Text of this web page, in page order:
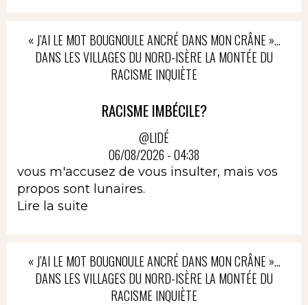
« J’AI LE MOT BOUGNOULE ANCRÉ DANS MON CRÂNE »…
DANS LES VILLAGES DU NORD-ISÈRE LA MONTÉE DU
RACISME INQUIÈTE
RACISME IMBÉCILE?
@LIDÉ
06/08/2026 - 04:38
vous m'accusez de vous insulter, mais vos
propos sont lunaires.
Lire la suite
« J’AI LE MOT BOUGNOULE ANCRÉ DANS MON CRÂNE »…
DANS LES VILLAGES DU NORD-ISÈRE LA MONTÉE DU
RACISME INQUIÈTE